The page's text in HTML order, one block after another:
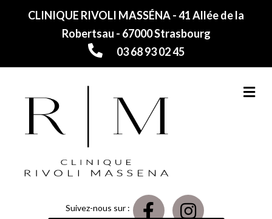
CLINIQUE RIVOLI MASSÉNA - 41 Allée de la
Robertsau - 67000 Strasbourg
03 68 93 02 45
Suivez-nous sur :